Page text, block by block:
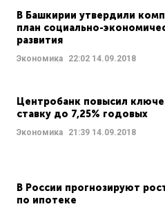
В Башкирии утвердили
план социально-
развития
Экономика 22:02 14.09.2018
Центробанк повысил
ставку до 7,25% годовых
Экономика 21:39 14.09.2018
В России прогнозируют
по ипотеке